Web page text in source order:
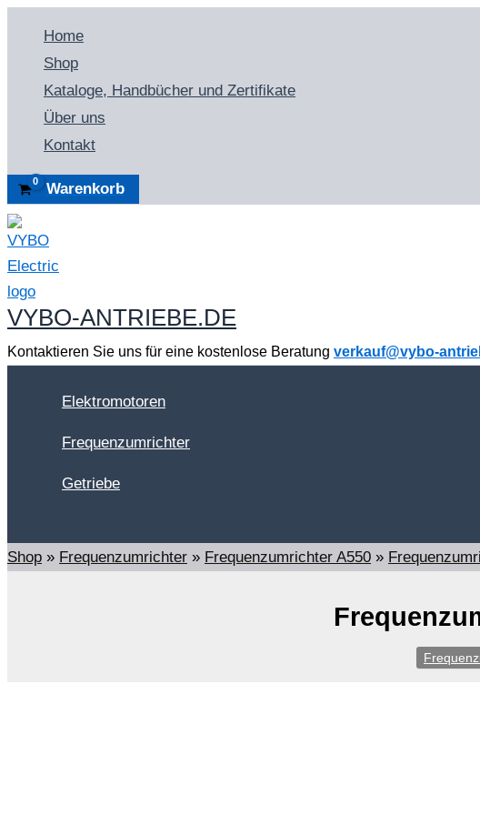
springen
Home
Shop
Kataloge, Handbücher und Zertifikate
Über uns
Kontakt
Warenkorb
VYBO-ANTRIEBE.DE
Kontaktieren Sie uns für eine kostenlose Beratung verkauf@vybo-
Elektromotoren
Frequenzumrichter
Getriebe
Shop » Frequenzumrichter » Frequenzumrichter A550 »